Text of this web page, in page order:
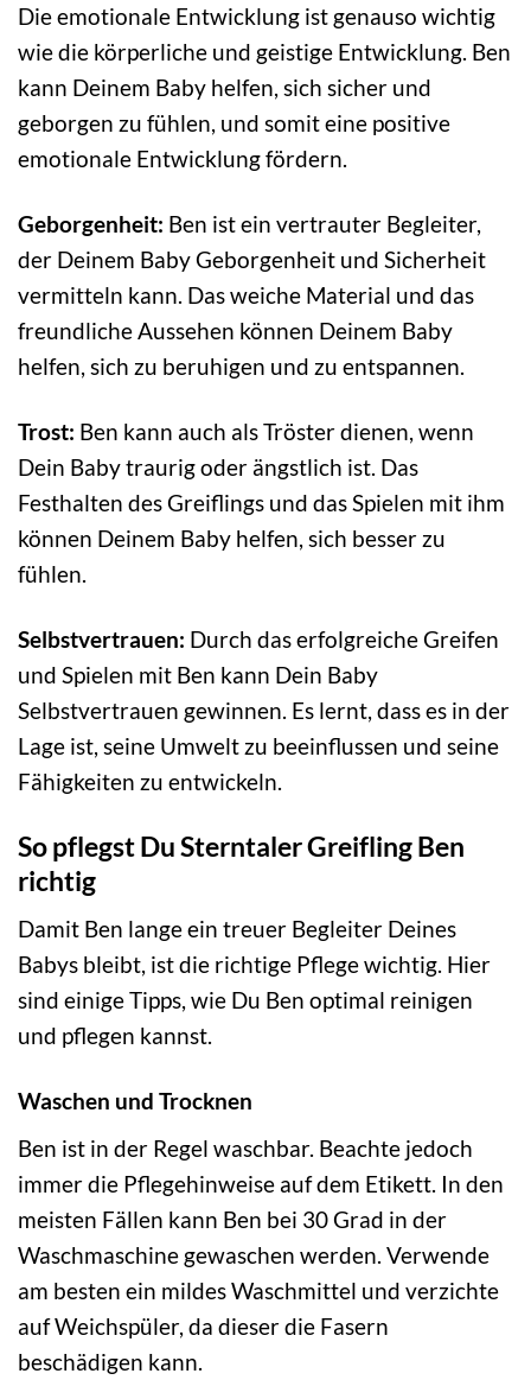
Die emotionale Entwicklung ist genauso wichtig
wie die körperliche und geistige Entwicklung. Ben
kann Deinem Baby helfen, sich sicher und
geborgen zu fühlen, und somit eine positive
emotionale Entwicklung fördern.
Geborgenheit: Ben ist ein vertrauter Begleiter,
der Deinem Baby Geborgenheit und Sicherheit
vermitteln kann. Das weiche Material und das
freundliche Aussehen können Deinem Baby
helfen, sich zu beruhigen und zu entspannen.
Trost: Ben kann auch als Tröster dienen, wenn
Dein Baby traurig oder ängstlich ist. Das
Festhalten des Greiflings und das Spielen mit ihm
können Deinem Baby helfen, sich besser zu
fühlen.
Selbstvertrauen: Durch das erfolgreiche Greifen
und Spielen mit Ben kann Dein Baby
Selbstvertrauen gewinnen. Es lernt, dass es in der
Lage ist, seine Umwelt zu beeinflussen und seine
Fähigkeiten zu entwickeln.
So pflegst Du Sterntaler Greifling Ben
richtig
Damit Ben lange ein treuer Begleiter Deines
Babys bleibt, ist die richtige Pflege wichtig. Hier
sind einige Tipps, wie Du Ben optimal reinigen
und pflegen kannst.
Waschen und Trocknen
Ben ist in der Regel waschbar. Beachte jedoch
immer die Pflegehinweise auf dem Etikett. In den
meisten Fällen kann Ben bei 30 Grad in der
Waschmaschine gewaschen werden. Verwende
am besten ein mildes Waschmittel und verzichte
auf Weichspüler, da dieser die Fasern
beschädigen kann.